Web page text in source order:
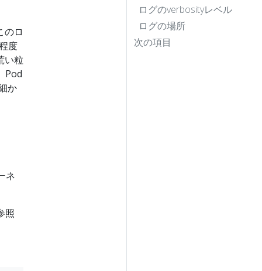
のロ
度
い粒
Pod
か
ネ
照
ログのverbosityレベル
ログの場所
次の項目